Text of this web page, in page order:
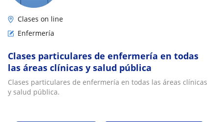
Clases on line
Enfermería
Clases particulares de enfermería en todas
las áreas clínicas y salud pública
Clases particulares de enfermería en todas las áreas clínicas
y salud pública.